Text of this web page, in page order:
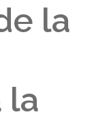
la
la